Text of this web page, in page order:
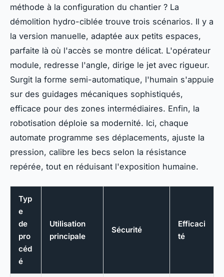
méthode à la configuration du chantier ? La
démolition hydro-ciblée trouve trois scénarios. Il y a
la version manuelle, adaptée aux petits espaces,
parfaite là où l'accès se montre délicat. L'opérateur
module, redresse l'angle, dirige le jet avec rigueur.
Surgit la forme semi-automatique, l'humain s'appuie
sur des guidages mécaniques sophistiqués,
efficace pour des zones intermédiaires. Enfin, la
robotisation déploie sa modernité. Ici, chaque
automate programme ses déplacements, ajuste la
pression, calibre les becs selon la résistance
repérée, tout en réduisant l'exposition humaine.
Typ
e
de
pro
céd
é
Utilisation
principale
Sécurité
Efficaci
té